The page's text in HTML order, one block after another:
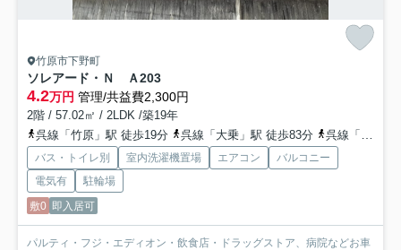
竹原市下野町
ソレアード・Ｎ Ａ203
4.2万円 管理/共益費2,300円
2階 / 57.02㎡ / 2LDK /築19年
呉線「竹原」駅 徒歩19分
呉線「大乗」駅 徒歩83分 呉線「吉名」駅 徒歩79分
バス・トイレ別 室内洗濯機置場 エアコン
バルコニー
電気有
駐輪場
敷0 即入居可
パルティ・フジ・エディオン・飲食店・ドラッグストア、病院などお車